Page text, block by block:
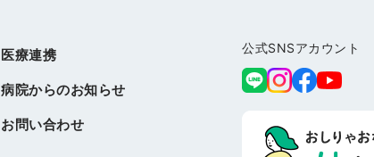
医療連携
病院からのお知らせ
お問い合わせ
公式SNSアカウント